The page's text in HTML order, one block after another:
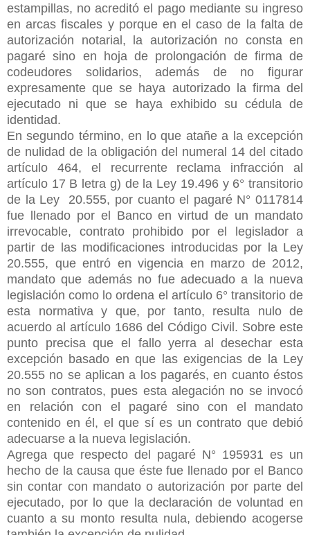
estampillas, no acreditó el pago mediante su ingreso
en arcas fiscales y porque en el caso de la falta de
autorización notarial, la autorización no consta en
pagaré sino en hoja de prolongación de firma de
codeudores solidarios, además de no figurar
expresamente que se haya autorizado la firma del
ejecutado ni que se haya exhibido su cédula de
identidad.
En segundo término, en lo que atañe a la excepción
de nulidad de la obligación del numeral 14 del citado
artículo 464, el recurrente reclama infracción al
artículo 17 B letra g) de la Ley 19.496 y 6° transitorio
de la Ley 20.555, por cuanto el pagaré N° 0117814
fue llenado por el Banco en virtud de un mandato
irrevocable, contrato prohibido por el legislador a
partir de las modificaciones introducidas por la Ley
20.555, que entró en vigencia en marzo de 2012,
mandato que además no fue adecuado a la nueva
legislación como lo ordena el artículo 6° transitorio de
esta normativa y que, por tanto, resulta nulo de
acuerdo al artículo 1686 del Código Civil. Sobre este
punto precisa que el fallo yerra al desechar esta
excepción basado en que las exigencias de la Ley
20.555 no se aplican a los pagarés, en cuanto éstos
no son contratos, pues esta alegación no se invocó
en relación con el pagaré sino con el mandato
contenido en él, el que sí es un contrato que debió
adecuarse a la nueva legislación.
Agrega que respecto del pagaré N° 195931 es un
hecho de la causa que éste fue llenado por el Banco
sin contar con mandato o autorización por parte del
ejecutado, por lo que la declaración de voluntad en
cuanto a su monto resulta nula, debiendo acogerse